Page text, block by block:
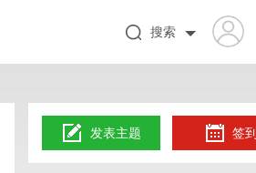
搜索
发表主题 签到